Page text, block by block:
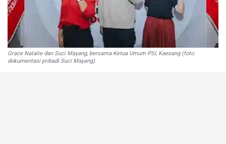
Grace Natalie dan Suci Mayang, bersama Ketua Umum PSI, Kaesang (foto:
dokumentasi pribadi Suci Mayang).